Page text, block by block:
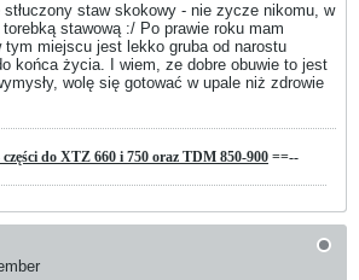
stłuczony staw skokowy - nie zycze nikomu, w
stawową :/ Po prawie roku mam
miejscu jest lekko gruba od narostu
końca życia. I wiem, ze dobre obuwie to jest
wolę się gotować w upale niż zdrowie
do XTZ 660 i 750 oraz TDM 850-900 ==--